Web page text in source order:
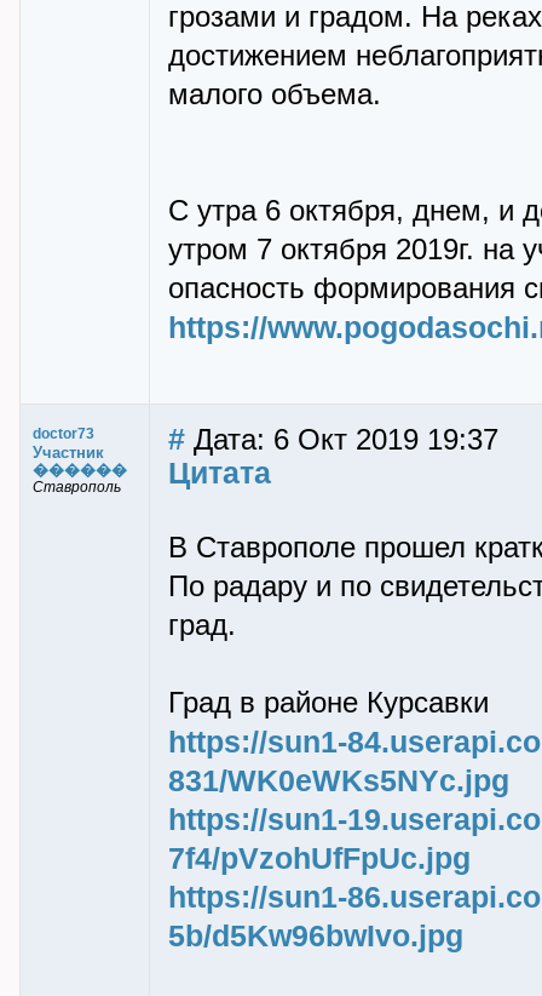
грозами и градом. На
достижением
малого объема.
С утра 6 октября, днем, и
утром 7 октября 2019г. на
опасность формирования
https://
doctor73
Участник
������
Ставрополь
# Дата: 6 Окт 2019 19:37
Цитата
В Ставрополе прошел
По радару и по
град.
Град в районе Курсавки
https://sun1-
831/WK0eWKs5NYc.jpg
https://sun1-
7f4/pVzohUfFpUc.jpg
https://sun1-
5b/d5Kw96bwIvo.jpg